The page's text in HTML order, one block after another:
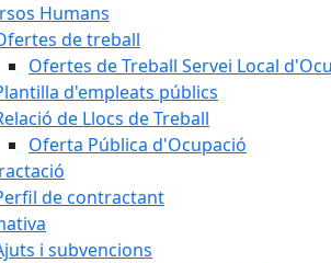
Humans
de treball
Ofertes de Treball Servei Local
d'empleats públics
de Llocs de Treball
Oferta Pública d'Ocupació
de contractant
i subvencions